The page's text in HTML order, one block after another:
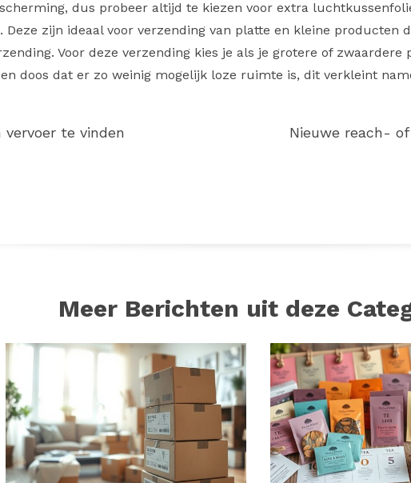
dus probeer altijd te kiezen voor extra
Deze zijn ideaal voor verzending van platte en kleine producten
Voor deze verzending kies je als je grotere of
doos dat er zo weinig mogelijk loze ruimte is, dit verkleint
te vinden
Nieuwe reach-
Meer Berichten uit deze